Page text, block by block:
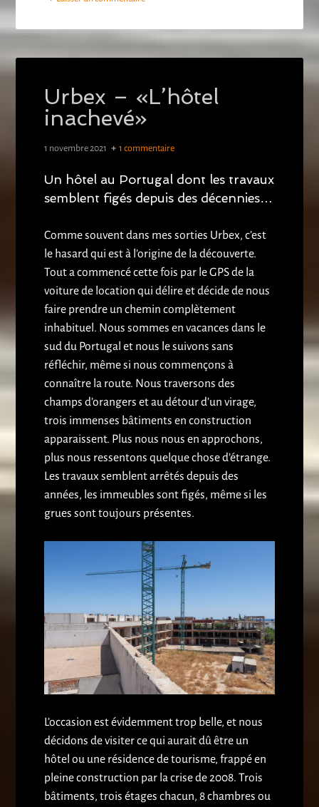
Urbex – «L’hôtel
inachevé»
1 novembre 2021 1 commentaire
Un hôtel au Portugal dont les travaux
semblent figés depuis des décennies…
Comme souvent dans mes sorties Urbex, c’est
le hasard qui est à l’origine de la découverte.
Tout a commencé cette fois par le GPS de la
voiture de location qui délire et décide de nous
faire prendre un chemin complètement
inhabituel. Nous sommes en vacances dans le
sud du Portugal et nous le suivons sans
réfléchir, même si nous commençons à
connaître la route. Nous traversons des
champs d’orangers et au détour d’un virage,
trois immenses bâtiments en construction
apparaissent. Plus nous nous en approchons,
plus nous ressentons quelque chose d’étrange.
Les travaux semblent arrêtés depuis des
années, les immeubles sont figés, même si les
grues sont toujours présentes.
L’occasion est évidemment trop belle, et nous
décidons de visiter ce qui aurait dû être un
hôtel ou une résidence de tourisme, frappé en
pleine construction par la crise de 2008. Trois
bâtiments, trois étages chacun, 8 chambres ou